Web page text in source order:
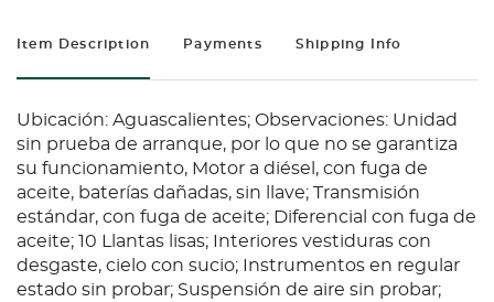
Item Description Payments Shipping Info
Ubicación: Aguascalientes; Observaciones: Unidad
sin prueba de arranque, por lo que no se garantiza
su funcionamiento, Motor a diésel, con fuga de
aceite, baterías dañadas, sin llave; Transmisión
estándar, con fuga de aceite; Diferencial con fuga de
aceite; 10 Llantas lisas; Interiores vestiduras con
desgaste, cielo con sucio; Instrumentos en regular
estado sin probar; Suspensión de aire sin probar;